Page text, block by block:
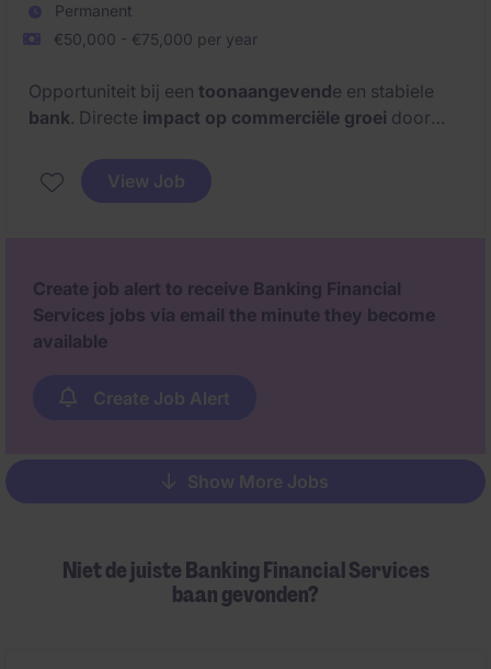
Permanent
€50,000 - €75,000 per year
Opportuniteit bij een toonaangevende en stabiele
bank. Directe impact op commerciële groei door
View Job
Create job alert to receive Banking Financial
Services jobs via email the minute they become
available
Create Job Alert
Pagination
Show More Jobs
Niet de juiste Banking Financial Services
baan gevonden?